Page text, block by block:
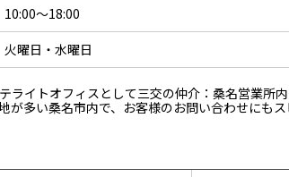
10:00～18:00
火曜日・水曜日
ライトオフィスとして三交の仲介：桑名営業所
が多い桑名市内で、お客様のお問い合わせにも